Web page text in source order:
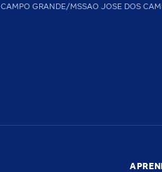
CAMPO GRANDE/MSSAO JOSE DOS